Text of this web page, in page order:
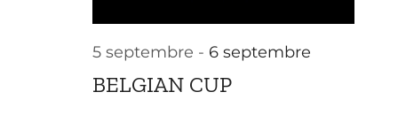
5 septembre - 6 septembre
BELGIAN CUP